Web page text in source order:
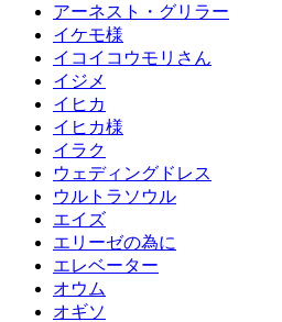
アーネスト・グリラー
イケモ様
イコイコウモリさん
イジメ
イヒカ
イヒカ様
イラク
ウェディングドレス
ウルトラソウル
エイズ
エリーゼの為に
エレベーター
オウム
オギソ